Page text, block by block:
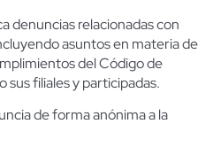
denuncias relacionadas con
asuntos en materia de
del Código de
filiales y participadas.
de forma anónima a la